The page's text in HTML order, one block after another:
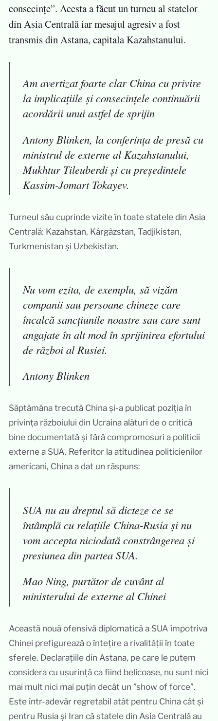
consecințe”. Acesta a făcut un turneu al statelor
din Asia Centrală iar mesajul agresiv a fost
transmis din Astana, capitala Kazahstanului.
Am avertizat foarte clar China cu privire
la implicațiile și consecințele continuării
acordării unui astfel de sprijin
Antony Blinken, la conferința de presă cu
ministrul de externe al Kazahstanului,
Mukhtur Tileuberdi și cu președintele
Kassim-Jomart Tokayev.
Turneul său cuprinde vizite în toate statele din Asia
Centrală: Kazahstan, Kârgâzstan, Tadjikistan,
Turkmenistan și Uzbekistan.
Nu vom ezita, de exemplu, să vizăm
companii sau persoane chineze care
încalcă sancțiunile noastre sau care sunt
angajate în alt mod în sprijinirea efortului
de război al Rusiei.
Antony Blinken
Săptămâna trecută China și-a publicat poziția în
privința războiului din Ucraina alături de o critică
bine documentată și fără compromosuri a politicii
externe a SUA. Referitor la atitudinea politicienilor
americani, China a dat un răspuns:
SUA nu au dreptul să dicteze ce se
întâmplă cu relațiile China-Rusia și nu
vom accepta niciodată constrângerea și
presiunea din partea SUA.
Mao Ning, purtător de cuvânt al
ministerului de externe al Chinei
Această nouă ofensivă diplomatică a SUA împotriva
Chinei prefigurează o întețire a rivalității în toate
sferele. Declarațiile din Astana, pe care le putem
considera cu ușurință ca fiind belicoase, nu sunt nici
mai mult nici mai puțin decât un ”show of force”.
Este într-adevăr regretabil atât pentru China cât și
pentru Rusia și Iran că statele din Asia Centrală au